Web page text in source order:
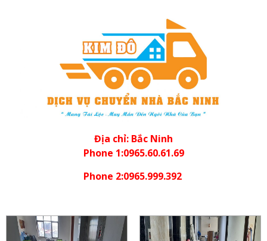
Địa chỉ: Bắc Ninh
Phone 1:0965.60.61.69
Phone 2:0965.999.392